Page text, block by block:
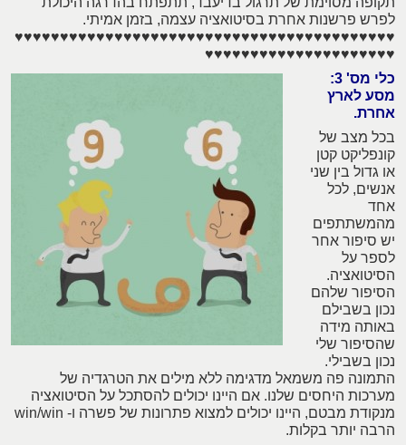
לפרש פרשנות אחרת בסיטואציה עצמה, בזמן אמיתי.
♥♥♥♥♥♥♥♥♥♥♥♥♥♥♥♥♥♥♥♥♥♥♥♥♥♥♥♥♥♥♥♥♥♥♥♥♥♥♥♥♥♥
♥♥♥♥♥♥♥♥♥♥♥♥♥♥♥♥♥♥♥♥♥
כלי מס' 3:
מסע לארץ
אחרת.
בכל מצב של
קונפליקט קטן
או גדול בין שני
אנשים, לכל
אחד
מהמשתתפים
יש סיפור אחר
לספר על
הסיטואציה.
הסיפור שלהם
נכון בשבילם
באותה מידה
שהסיפור שלי
נכון בשבילי.
התמונה פה משמאל מדגימה ללא מילים את הטרגדיה של
מערכות היחסים שלנו. אם היינו יכולים להסתכל על הסיטואציה
מנקודת מבטם, היינו יכולים למצוא פתרונות של פשרה ו- win/win
הרבה יותר בקלות.